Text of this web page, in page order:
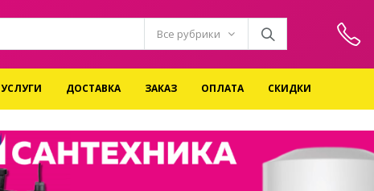
Все рубрики
УСЛУГИ ДОСТАВКА ЗАКАЗ ОПЛАТА СКИДКИ